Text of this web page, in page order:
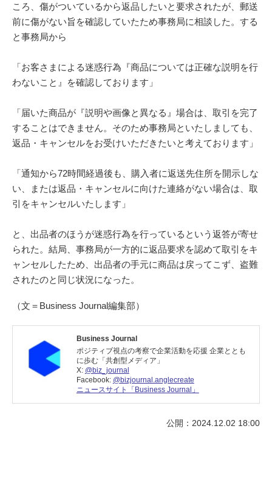
ころ、傷がついているから返品したいと要求されたが、郵送
前に傷がない旨を確認していたため事務局に相談した。する
と事務局から
「お客さまによる迷惑行為『商品については正確な説明を行
わないこと』を確認しております」
「届いた商品が『説明や画像と異なる』場合は、取引を完了
することはできません。そのため事務局といたしましても、
返品・キャンセルをお受けいただきたいと考えております」
「通知から72時間経過後も、購入者に返送先住所を開示しな
い、または返品・キャンセルに向けた連絡がない場合は、取
引をキャンセルいたします」
と、出品者のほうが迷惑行為を行っているという返答が寄せ
られた。結局、事務局が一方的に返品要求を認めて取引をキ
ャンセルしたため、出品者の手元に商品は戻ってこず、盗難
されたのと同じ状況になった。
（文＝Business Journal編集部）
Business Journal
ポジティブ視点の考察で企業活動を応援 企業ととも
に歩む「共創型メディア」
X: @biz_journal
Facebook: @bizjournal.anglecreate
ニュースサイト「Business Journal」
公開：2024.12.02 18:00